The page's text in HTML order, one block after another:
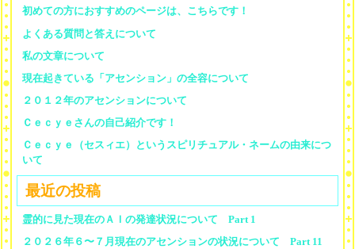
初めての方におすすめのページは、こちらです！
よくある質問と答えについて
私の文章について
現在起きている「アセンション」の全容について
２０１２年のアセンションについて
Ｃｅｃｙｅさんの自己紹介です！
Ｃｅｃｙｅ（セスィエ）というスピリチュアル・ネームの由来につ
いて
最近の投稿
霊的に見た現在のＡＩの発達状況について Part 1
２０２６年６〜７月現在のアセンションの状況について Part 11